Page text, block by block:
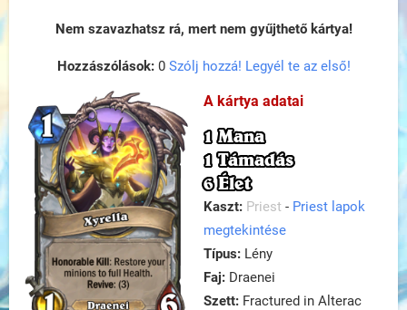
Nem szavazhatsz rá, mert nem gyűjthető kártya!
Hozzászólások:0 Szólj hozzá! Legyél te az első!
A kártya adatai
1 Mana
1 Támadás
6 Élet
Kaszt: Priest - Priest lapok
megtekintése
Típus: Lény
Faj: Draenei
Szett: Fractured in Alterac